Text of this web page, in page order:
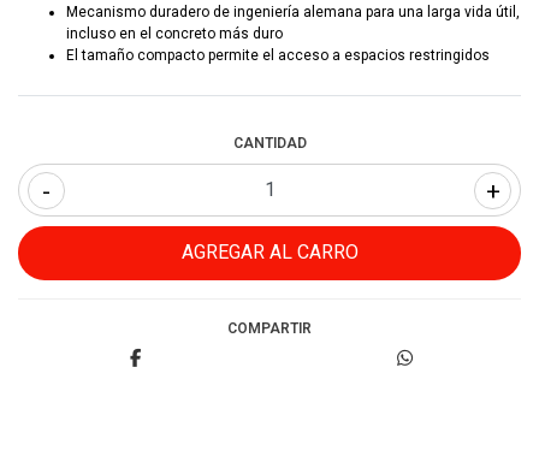
Mecanismo duradero de ingeniería alemana para una larga vida útil,
incluso en el concreto más duro
El tamaño compacto permite el acceso a espacios restringidos
CANTIDAD
+
-
COMPARTIR